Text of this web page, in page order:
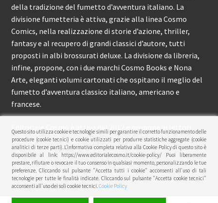
della tradizione del fumetto d’avventura italiano. La
divisione fumetteria è attiva, grazie alla linea Cosmo
Comics, nella realizzazione di storie d’azione, thriller,
fantasy e al recupero di grandi classici d’autore, tutti
proposti in albi brossurati deluxe. La divisione da libreria,
infine, propone, con i due marchi Cosmo Books e Nona
Arte, eleganti volumi cartonati che ospitano il meglio del
fumetto d’avventura classico italiano, americano e
francese.
Editoriale Cosmo è attiva dal 2012 e propone ai lettori
circa 150 pubblicazioni l’anno.
© Editoriale Cosmo 2026
Privacy Policy
Questo sito utilizza cookie e tecnologie simili per garantire il corretto funzionamento delle
procedure (cookie tecnici) e cookie utilizzati per produrre statistiche aggregate (cookie
analitici di terze parti). L’informativa completa relativa alla Cookie Policy di questo sito è
disponibile al link: https://www.editorialecosmo.it/cookie-policy/ Puoi liberamente
prestare, rifiutare o revocare il tuo consenso in qualsiasi momento, personalizzando le tue
preferenze. Cliccando sul pulsante "Accetta tutti i cookie" acconsenti all'uso di tali
tecnologie per tutte le finalità indicate. Cliccando sul pulsante "Accetta cookie tecnici"
acconsenti all'uso dei soli cookie tecnici.Cookie Policy